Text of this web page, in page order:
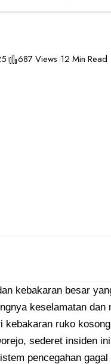
687 Views 12 Min Read
kebakaran besar
keselamatan
kebakaran ruko
sederet insiden
pencegahan